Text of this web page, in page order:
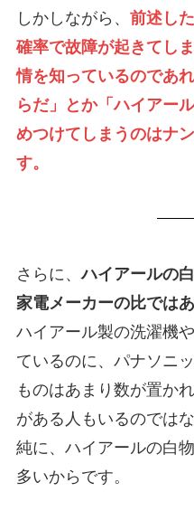
しかしながら、 前述し
確率で故障が起きてし
情を知っているのであ
らだ」とか「ハイアー
めつけてしまうのはナ
す。
さらに、ハイアールの
家電メーカーの比ではあ
ハイアール製の洗濯機
ているのに、パナソニ
ものはあまり数が置か
がある人もいるのでは
純に、ハイアールの白
多いからです。